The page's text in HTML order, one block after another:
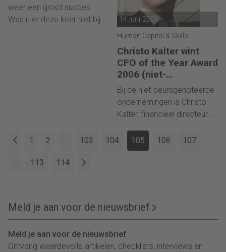
beursgenoteerde
ondernemingen is de heer
Christo Kalter van Oad
Groep tot CFO of the Year
2006 verkozen.
weer een groot succes.
Was u er deze keer niet bij?
14 juni 2006
Human Capital & Skills
Christo Kalter wint
CFO of the Year Award
2006 (niet-
beursgenoteerd)
Bij de niet-beursgenoteerde
ondernemingen is Christo
Kalter, financieel directeur
2006 geworden. The
Hackett Group lichtte Oad
steeds mogelijk zijn.
1 2 … 103 104 105 106 107
… 113 114
Meld je aan voor de nieuwsbrief
Meld je aan voor de nieuwsbrief
Ontvang waardevolle artikelen, checklists, interviews en